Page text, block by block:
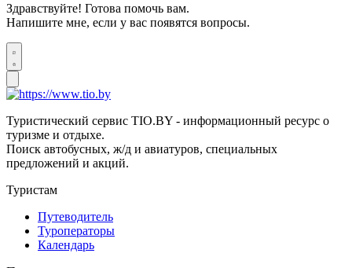
Здравствуйте! Готова помочь вам.
Напишите мне, если у вас появятся вопросы.
Туристический сервис TIO.BY - информационный ресурс о
туризме и отдыхе.
Поиск автобусных, ж/д и авиатуров, специальных
предложений и акций.
Туристам
Путеводитель
Туроператоры
Календарь